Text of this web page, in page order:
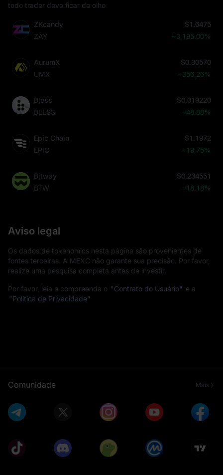
todo trader deve ficar de olho
ZKcandy
ZAY
$1.6475
+3,195.00%
AurumX
UMX
$0.30570
+356.26%
Bless
BLESS
$0.019220
+48.88%
Epic Chain
EPIC
$1.1972
+19.75%
Bitway
BTW
$0.234551
+18.18%
Aviso legal
Os dados de tokenomics nesta página são provenientes de
fontes terceiras. A MEXC não garante sua precisão. Por favor,
realize uma pesquisa completa antes de investir.
Por favor, leia e compreenda o "Contrato do Usuário" e a
"Política de Privacidade"
Comunidade Mais